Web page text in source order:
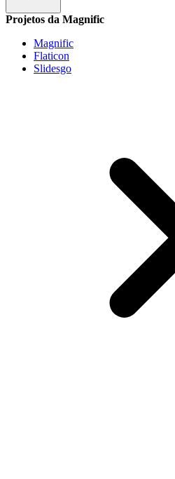
Projetos da Magnific
Magnific
Flaticon
Slidesgo